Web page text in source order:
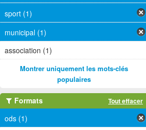
sport (1)
municipal (1)
association (1)
Montrer uniquement les mots-clés
populaires
Formats Tout effacer
ods (1)